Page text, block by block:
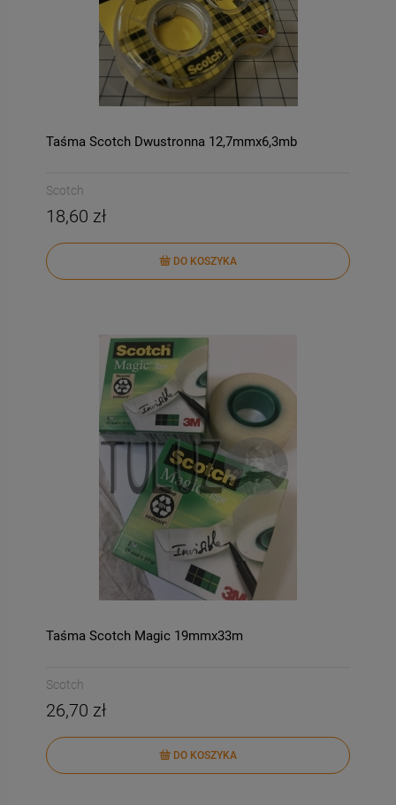
Taśma Scotch Dwustronna 12,7mmx6,3mb
Scotch
18,60 zł
DO KOSZYKA
Taśma Scotch Magic 19mmx33m
Scotch
26,70 zł
DO KOSZYKA